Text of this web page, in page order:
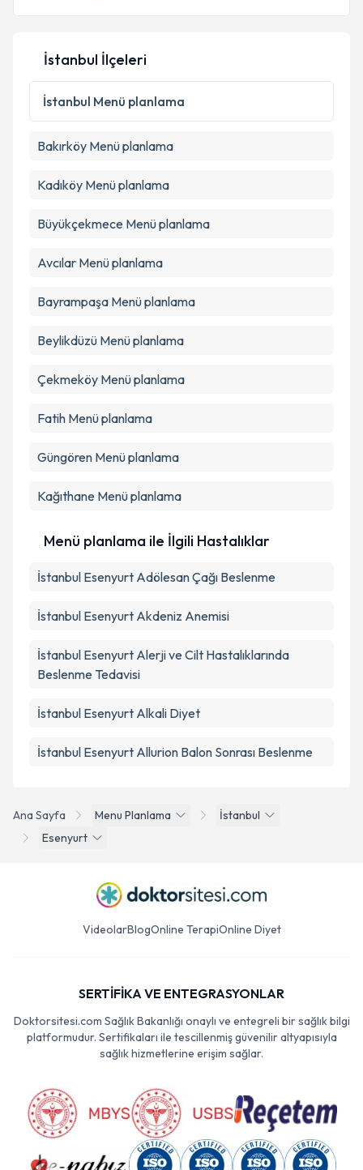
Ana Sayfa Menu Planlama
İstanbul
Esenyurt
İstanbul İlçeleri
İstanbul Menü planlama
Bakırköy Menü planlama
Kadıköy Menü planlama
Büyükçekmece Menü planlama
Avcılar Menü planlama
Bayrampaşa Menü planlama
Beylikdüzü Menü planlama
Çekmeköy Menü planlama
Fatih Menü planlama
Güngören Menü planlama
Kağıthane Menü planlama
Menü planlama ile İlgili Hastalıklar
İstanbul Esenyurt Adölesan Çağı Beslenme
İstanbul Esenyurt Akdeniz Anemisi
İstanbul Esenyurt Alerji ve Cilt Hastalıklarında
Beslenme Tedavisi
İstanbul Esenyurt Alkali Diyet
İstanbul Esenyurt Allurion Balon Sonrası Beslenme
VideolarBlogOnline TerapiOnline Diyet
SERTİFİKA VE ENTEGRASYONLAR
Doktorsitesi.com Sağlık Bakanlığı onaylı ve entegreli bir sağlık bilgi
platformudur. Sertifikaları ile tescillenmiş güvenilir altyapısıyla
sağlık hizmetlerine erişim sağlar.